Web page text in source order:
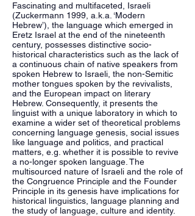
Fascinating and multifaceted, Israeli
(Zuckermann 1999, a.k.a. ‘Modern
Hebrew’), the language which emerged in
Eretz Israel at the end of the nineteenth
century, possesses distinctive socio-
historical characteristics such as the lack of
a continuous chain of native speakers from
spoken Hebrew to Israeli, the non-Semitic
mother tongues spoken by the revivalists,
and the European impact on literary
Hebrew. Consequently, it presents the
linguist with a unique laboratory in which to
examine a wider set of theoretical problems
concerning language genesis, social issues
like language and politics, and practical
matters, e.g. whether it is possible to revive
a no-longer spoken language. The
multisourced nature of Israeli and the role of
the Congruence Principle and the Founder
Principle in its genesis have implications for
historical linguistics, language planning and
the study of language, culture and identity.